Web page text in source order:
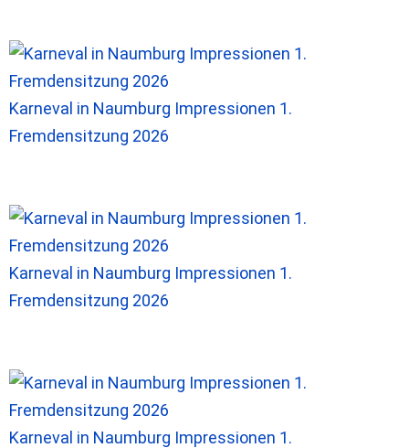
Karneval in Naumburg Impressionen 1.
Fremdensitzung 2026
Karneval in Naumburg Impressionen 1.
Fremdensitzung 2026
Karneval in Naumburg Impressionen 1.